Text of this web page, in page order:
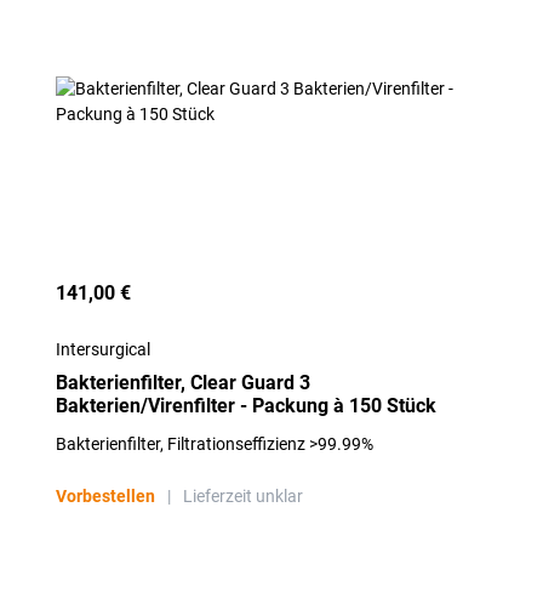
141,00 €
Intersurgical
Bakterienfilter, Clear Guard 3
Bakterien/Virenfilter - Packung à 150 Stück
Bakterienfilter, Filtrationseffizienz >99.99%
Vorbestellen | Lieferzeit unklar